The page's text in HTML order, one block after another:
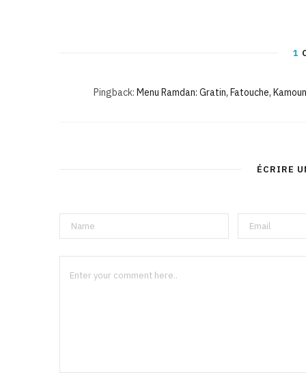
1
Pingback: Menu Ramdan: Gratin, Fatouche,
ÉCRIRE